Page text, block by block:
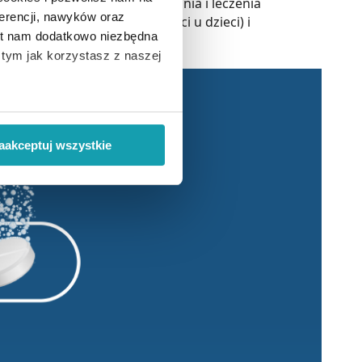
nawyków oraz
dodatkowo niezbędna
tym jak korzystasz z naszej
się zbieranie danych o
z brakiem dostępu do
wszystkie
rosnących kości u dzieci) i